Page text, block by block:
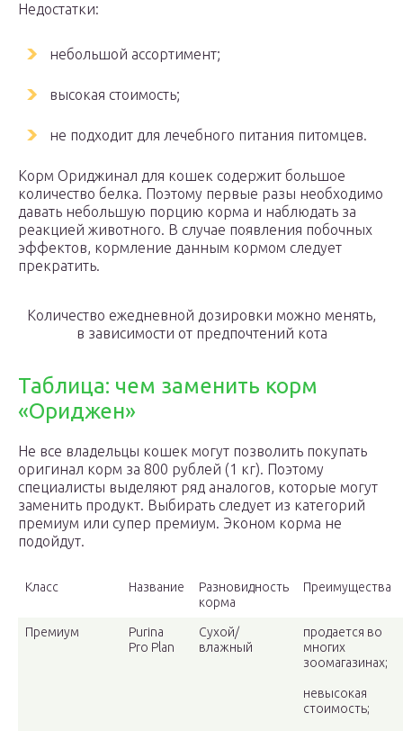
Недостатки:
небольшой ассортимент;
высокая стоимость;
не подходит для лечебного питания питомцев.
Корм Ориджинал для кошек содержит большое
количество белка. Поэтому первые разы необходимо
давать небольшую порцию корма и наблюдать за
реакцией животного. В случае появления побочных
эффектов, кормление данным кормом следует
прекратить.
Количество ежедневной дозировки можно менять,
в зависимости от предпочтений кота
Таблица: чем заменить корм
«Ориджен»
Не все владельцы кошек могут позволить покупать
оригинал корм за 800 рублей (1 кг). Поэтому
специалисты выделяют ряд аналогов, которые могут
заменить продукт. Выбирать следует из категорий
премиум или супер премиум. Эконом корма не
подойдут.
Класс Название
Разновидность
корма
Преимущества
Премиум
Purina
Pro Plan
Сухой/
влажный
продается во
многих
зоомагазинах;
невысокая
стоимость;